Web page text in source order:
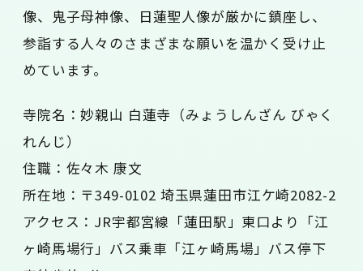
像、鬼子母神像、日蓮聖人像が厳かに鎮座し、
参詣する人々のさまざまな願いを温かく受け止
めています。
寺院名：妙親山 白蓮寺（みょうしんざん びゃく
れんじ）
住職：佐々木 康文
所在地：〒349-0102 埼玉県蓮田市江ケ崎2082-2
アクセス：JR宇都宮線「蓮田駅」東口より「江
ヶ崎馬場行」バス乗車「江ヶ崎馬場」バス停下